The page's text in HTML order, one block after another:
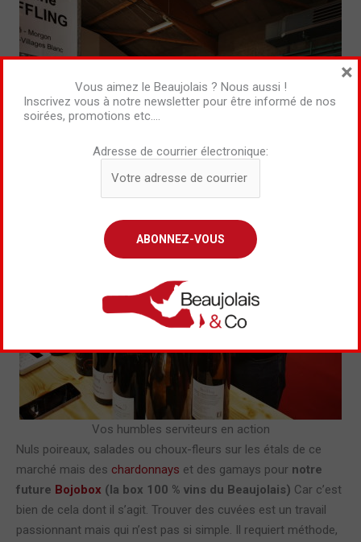
Vos humbles serviteurs en action
Nuls poireaux, salades ou choux-fleurs sur les étals de ce
marché mais des chardonnays et des gamays pour notre
future Bojobox (la box 100 % vins du Beaujolais) Car c’est
bien de cela dont il s’agit. Trouver des cuvées est un travail
passionnant mais qui n’est pas si simple. Il requiert méthode,
Vous aimez le Beaujolais ? Nous aussi !
Inscrivez vous à notre newsletter pour être informé de nos
soirées, promotions etc….
Adresse de courrier électronique:
×